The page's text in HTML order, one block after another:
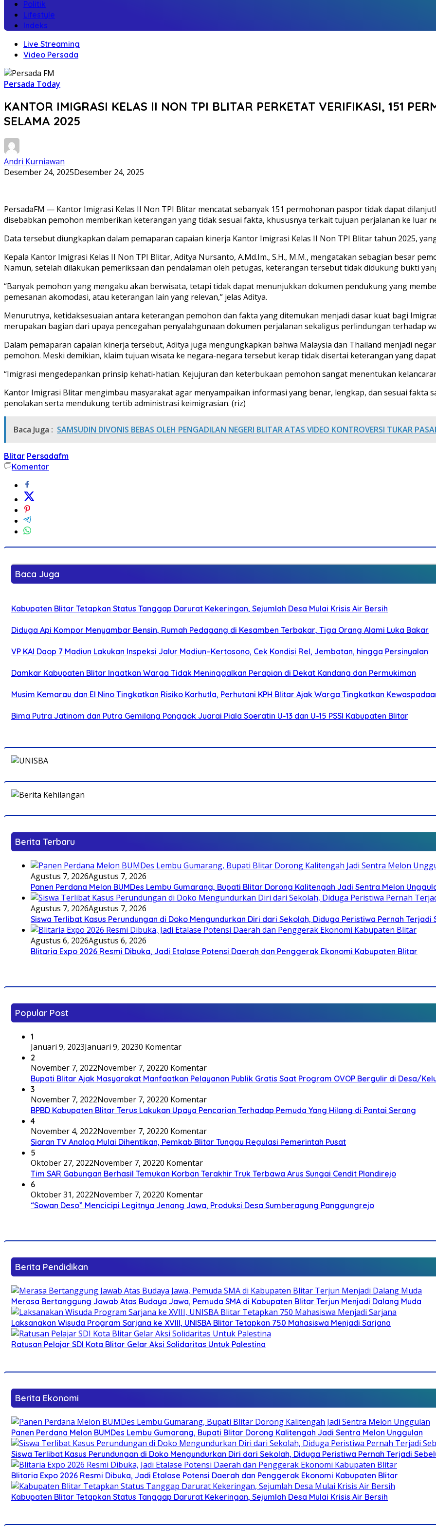
Politik
Lifestyle
Indeks
Live Streaming
Video Persada
Persada Today
KANTOR IMIGRASI KELAS II NON TPI BLITAR PERKETAT VERIFIKASI, 151
SELAMA 2025
Andri Kurniawan
Desember 24, 2025Desember 24, 2025
PersadaFM — Kantor Imigrasi Kelas II Non TPI Blitar mencatat sebanyak 151 permohonan paspor tidak dapat
disebabkan pemohon memberikan keterangan yang tidak sesuai fakta, khususnya terkait tujuan perjalanan ke luar
Data tersebut diungkapkan dalam pemaparan capaian kinerja Kantor Imigrasi Kelas II Non TPI Blitar tahun 2025,
Kepala Kantor Imigrasi Kelas II Non TPI Blitar, Aditya Nursanto, A.Md.Im., S.H., M.M., mengatakan sebagian besar
Namun, setelah dilakukan pemeriksaan dan pendalaman oleh petugas, keterangan tersebut tidak didukung bukti
“Banyak pemohon yang mengaku akan berwisata, tetapi tidak dapat menunjukkan dokumen pendukung yang
pemesanan akomodasi, atau keterangan lain yang relevan,” jelas Aditya.
Menurutnya, ketidaksesuaian antara keterangan pemohon dan fakta yang ditemukan menjadi dasar kuat bagi
merupakan bagian dari upaya pencegahan penyalahgunaan dokumen perjalanan sekaligus perlindungan terhadap
Dalam pemaparan capaian kinerja tersebut, Aditya juga mengungkapkan bahwa Malaysia dan Thailand menjadi
pemohon. Meski demikian, klaim tujuan wisata ke negara-negara tersebut kerap tidak disertai keterangan yang
“Imigrasi mengedepankan prinsip kehati-hatian. Kejujuran dan keterbukaan pemohon sangat menentukan
Kantor Imigrasi Blitar mengimbau masyarakat agar menyampaikan informasi yang benar, lengkap, dan sesuai
penolakan serta mendukung tertib administrasi keimigrasian. (riz)
Baca Juga : SAMSUDIN DIVONIS BEBAS OLEH PENGADILAN NEGERI BLITAR ATAS VIDEO KONTROVERSI TUKAR
Blitar Persadafm
Komentar
Baca Juga
Kabupaten Blitar Tetapkan Status Tanggap Darurat Kekeringan, Sejumlah Desa Mulai Krisis Air Bersih
Diduga Api Kompor Menyambar Bensin, Rumah Pedagang di Kesamben Terbakar, Tiga Orang Alami Luka Bakar
VP KAI Daop 7 Madiun Lakukan Inspeksi Jalur Madiun–Kertosono, Cek Kondisi Rel, Jembatan, hingga Persinyalan
Damkar Kabupaten Blitar Ingatkan Warga Tidak Meninggalkan Perapian di Dekat Kandang dan Permukiman
Musim Kemarau dan El Nino Tingkatkan Risiko Karhutla, Perhutani KPH Blitar Ajak Warga Tingkatkan
Bima Putra Jatinom dan Putra Gemilang Ponggok Juarai Piala Soeratin U-13 dan U-15 PSSI Kabupaten Blitar
Berita Terbaru
Agustus 7, 2026Agustus 7, 2026
Panen Perdana Melon BUMDes Lembu Gumarang, Bupati Blitar Dorong Kalitengah Jadi Sentra Melon
Agustus 7, 2026Agustus 7, 2026
Siswa Terlibat Kasus Perundungan di Doko Mengundurkan Diri dari Sekolah, Diduga Peristiwa Pernah Terjadi
Agustus 6, 2026Agustus 6, 2026
Blitaria Expo 2026 Resmi Dibuka, Jadi Etalase Potensi Daerah dan Penggerak Ekonomi Kabupaten Blitar
Popular Post
1
Januari 9, 2023Januari 9, 20230 Komentar
2
November 7, 2022November 7, 20220 Komentar
Bupati Blitar Ajak Masyarakat Manfaatkan Pelayanan Publik Gratis Saat Program OVOP Bergulir di Desa/
3
November 7, 2022November 7, 20220 Komentar
BPBD Kabupaten Blitar Terus Lakukan Upaya Pencarian Terhadap Pemuda Yang Hilang di Pantai Serang
4
November 4, 2022November 7, 20220 Komentar
Siaran TV Analog Mulai Dihentikan, Pemkab Blitar Tunggu Regulasi Pemerintah Pusat
5
Oktober 27, 2022November 7, 20220 Komentar
Tim SAR Gabungan Berhasil Temukan Korban Terakhir Truk Terbawa Arus Sungai Cendit Plandirejo
6
Oktober 31, 2022November 7, 20220 Komentar
“Sowan Deso” Mencicipi Legitnya Jenang Jawa, Produksi Desa Sumberagung Panggungrejo
Berita Pendidikan
Merasa Bertanggung Jawab Atas Budaya Jawa, Pemuda SMA di Kabupaten Blitar Terjun Menjadi Dalang Muda
Laksanakan Wisuda Program Sarjana ke XVIII, UNISBA Blitar Tetapkan 750 Mahasiswa Menjadi Sarjana
Ratusan Pelajar SDI Kota Blitar Gelar Aksi Solidaritas Untuk Palestina
Berita Ekonomi
Panen Perdana Melon BUMDes Lembu Gumarang, Bupati Blitar Dorong Kalitengah Jadi Sentra Melon Unggulan
Siswa Terlibat Kasus Perundungan di Doko Mengundurkan Diri dari Sekolah, Diduga Peristiwa Pernah Terjadi
Blitaria Expo 2026 Resmi Dibuka, Jadi Etalase Potensi Daerah dan Penggerak Ekonomi Kabupaten Blitar
Kabupaten Blitar Tetapkan Status Tanggap Darurat Kekeringan, Sejumlah Desa Mulai Krisis Air Bersih